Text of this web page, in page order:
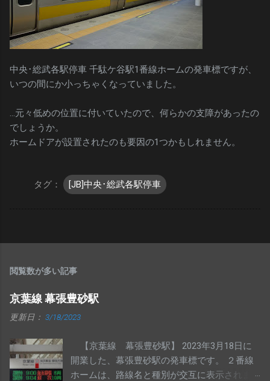
中央･総武各駅停車 千駄ケ谷駅1番線ホームの発車標ですが、
いつの間にか小っちゃくなっていました。
…元々低めの位置に付いていたので、何らかの支障があったの
でしょうか。
ホームドアが設置されたのも要因の1つかもしれません。
タグ： [JB]中央･総武各駅停車
閲覧数が多い記事
京葉線 幕張豊砂駅
更新日： 3/18/2023
【京葉線 幕張豊砂駅】 2023年3月18日に
開業した、幕張豊砂駅の発車標です。 ２番線
ホームは、路線名と種別が交互に表示されま